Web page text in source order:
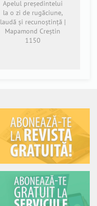
Apelul președintelui
la o zi de rugăciune,
laudă și recunoștință |
Mapamond Creștin
1150